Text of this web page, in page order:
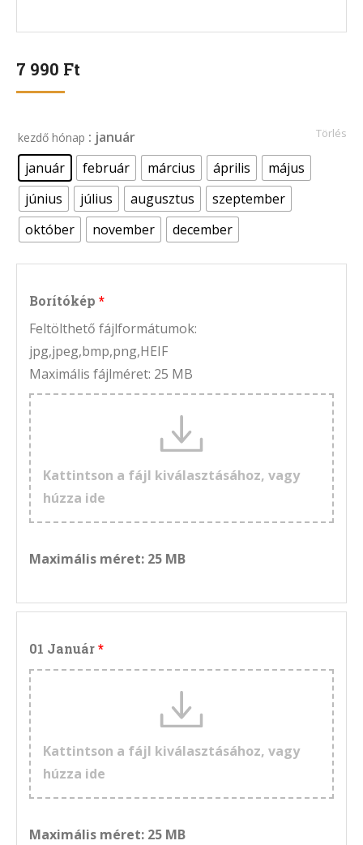
7 990 Ft
kezdő hónap : január
január
február március április
május
június
július augusztus
szeptember
október
november december
Törlés
Borítókép
Feltölthető fájlformátumok:
jpg,jpeg,bmp,png,HEIF
Maximális fájlméret: 25 MB
Kattintson a fájl kiválasztásához, vagy
húzza ide
Maximális méret: 25 MB
01 Január
Kattintson a fájl kiválasztásához, vagy
húzza ide
Maximális méret: 25 MB